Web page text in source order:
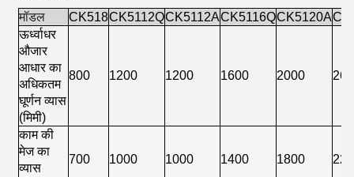
मॉडल
CK518CK5112QCK5112ACK5116QCK5120A
ऊर्ध्वाधर
औजार
आधार का
अधिकतम
घूर्णन व्यास
(मिमी)
800 1200 1200 1600 2000
काम की
मेज का
व्यास
700 1000 1000 1400 1800